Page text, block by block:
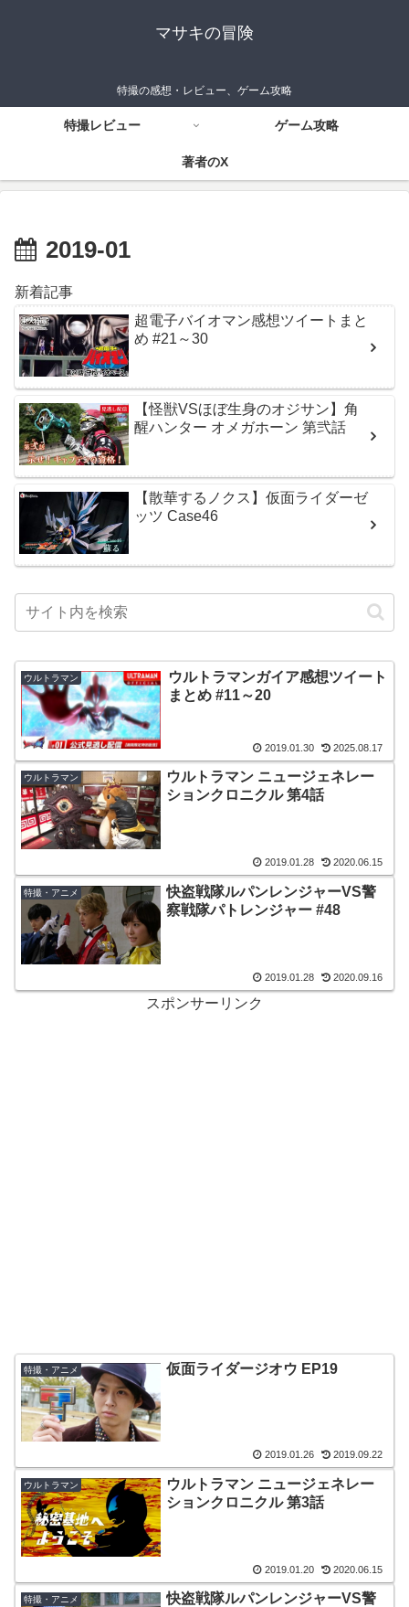
マサキの冒険
特撮の感想・レビュー、ゲーム攻略
特撮レビュー ゲーム攻略
著者のX
2019-01
新着記事
超電子バイオマン感想ツイートまと
め #21～30
【怪獣VSほぼ生身のオジサン】角
醒ハンター オメガホーン 第弐話
【散華するノクス】仮面ライダーゼ
ッツ Case46
ウルトラマン
ウルトラマンガイア感想ツイート
まとめ #11～20
2019.01.30 2025.08.17
ウルトラマン
ウルトラマン ニュージェネレー
ションクロニクル 第4話
2019.01.28 2020.06.15
特撮・アニメ
快盗戦隊ルパンレンジャーVS警
察戦隊パトレンジャー #48
2019.01.28 2020.09.16
スポンサーリンク
特撮・アニメ 仮面ライダージオウ EP19
2019.01.26 2019.09.22
ウルトラマン
ウルトラマン ニュージェネレー
ションクロニクル 第3話
2019.01.20 2020.06.15
特撮・アニメ
快盗戦隊ルパンレンジャーVS警